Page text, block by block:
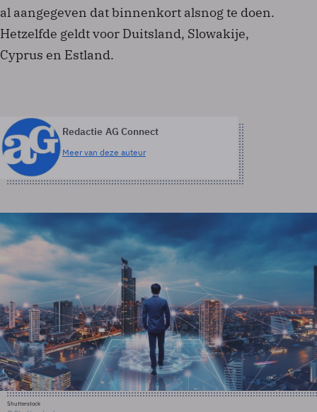
al aangegeven dat binnenkort alsnog te doen.
Hetzelfde geldt voor Duitsland, Slowakije,
Cyprus en Estland.
Redactie AG Connect
Meer van deze auteur
Shutterstock